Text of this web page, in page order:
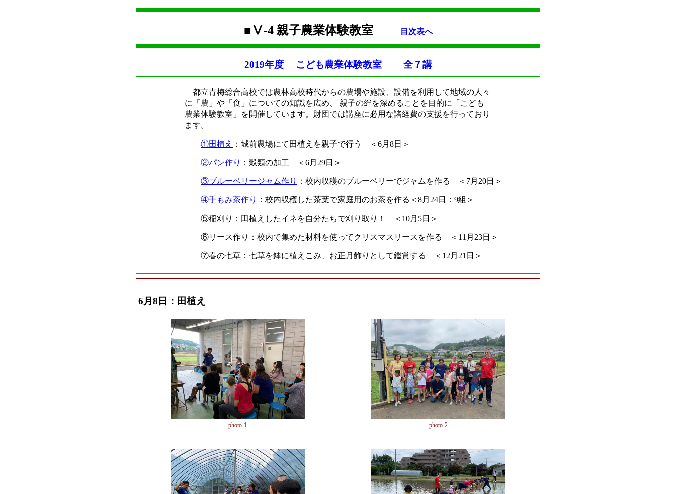
■Ⅴ-4 親子農業体験教室 目次表へ
2019年度 こども農業体験教室全７講
都立青梅総合高校では農林高校時代からの農場や施設、設備を利用して地域の人々
に「農」や「食」についての知識を広め、 親子の絆を深めることを目的に「こども
農業体験教室」を開催しています。財団では講座に必用な諸経費の支援を行っており
ます。
①田植え ：城前農場にて田植えを親子で行う ＜6月8日＞
②パン作り ：穀類の加工 ＜6月29日＞
③ブルーベリージャム作り ：校内収穫のブルーベリーでジャムを作る ＜7月20日＞
④手もみ茶作り ：校内収穫した茶葉で家庭用のお茶を作る＜8月24日：9組＞
⑤稲刈り：田植えしたイネを自分たちで刈り取り！ ＜10月5日＞
⑥リース作り：校内で集めた材料を使ってクリスマスリースを作る ＜11月23日＞
⑦春の七草：七草を鉢に植えこみ、お正月飾りとして鑑賞する ＜12月21日＞
6月8日：田植え
photo-1 photo-2